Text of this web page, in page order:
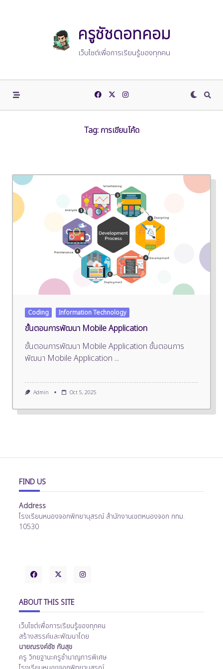
ครูชัชดอทคอม
เว็บไซต์เพื่อการเรียนรู้ของทุกคน
Tag: การเขียนโค้ด
Coding Information Technology
ขั้นตอนการพัฒนา Mobile Application
ขั้นตอนการพัฒนา Mobile Application ขั้นตอนการ
พัฒนา Mobile Application ...
Admin Oct 5, 2025
FIND US
Address
โรงเรียนหนองจอกพิทยานุสรณ์ สำนักงานเขตหนองจอก กทม.
10530
ABOUT THIS SITE
เว็บไซต์เพื่อการเรียนรู้ของทุกคน
สร้างสรรค์และพัฒนาโดย
นายณรงค์ชัช กันสุข
ครู วิทยฐานะครูชำนาญการพิเศษ